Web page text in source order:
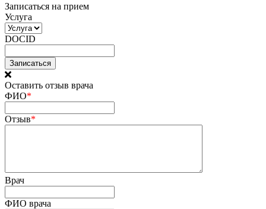
Записаться на прием
Услуга
DOCID
Оставить отзыв врача
ФИО*
Отзыв*
Врач
ФИО врача